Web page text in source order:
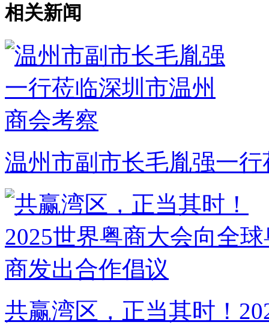
相关新闻
温州市副市长毛胤强一
共赢湾区，正当其时！